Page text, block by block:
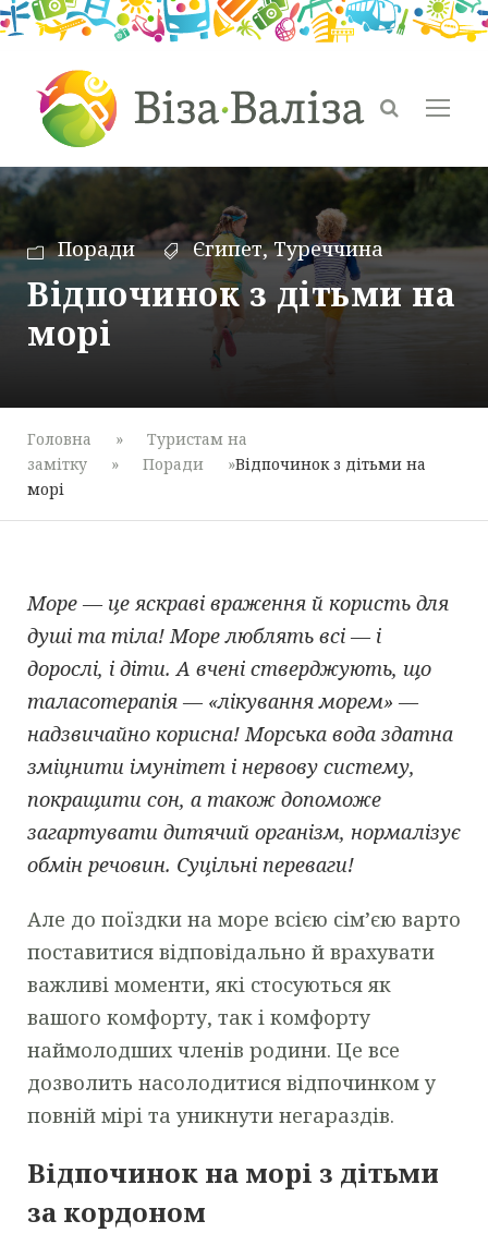
Поради Єгипет, Туреччина
Відпочинок з дітьми на
морі
Головна »
Туристам на
замітку
» Поради »Відпочинок з дітьми на
морі
Море — це яскраві враження й користь для
душі та тіла! Море люблять всі — і
дорослі, і діти. А вчені стверджують, що
таласотерапія — «лікування морем» —
надзвичайно корисна! Морська вода здатна
зміцнити імунітет і нервову систему,
покращити сон, а також допоможе
загартувати дитячий організм, нормалізує
обмін речовин. Суцільні переваги!
Але до поїздки на море всією сім’єю варто
поставитися відповідально й врахувати
важливі моменти, які стосуються як
вашого комфорту, так і комфорту
наймолодших членів родини. Це все
дозволить насолодитися відпочинком у
повній мірі та уникнути негараздів.
Відпочинок на морі з дітьми
за кордоном